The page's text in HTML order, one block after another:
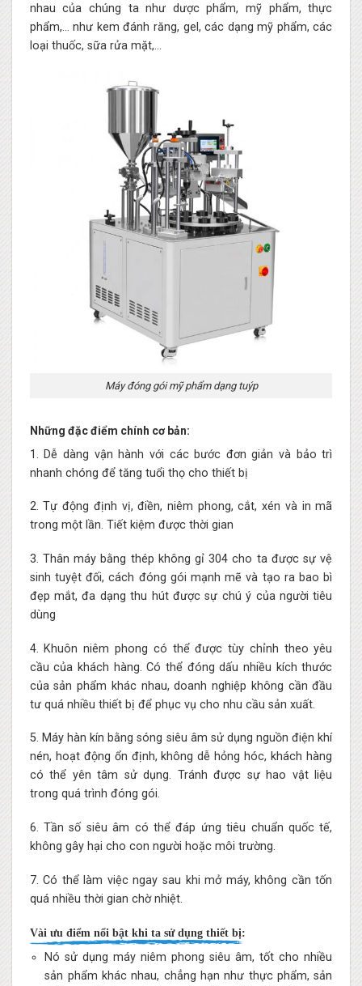
nhau của chúng ta như dược phẩm, mỹ phẩm, thực
phẩm,… như kem đánh răng, gel, các dạng mỹ phẩm, các
loại thuốc, sữa rửa mặt,…
Máy đóng gói mỹ phẩm dạng tuýp
Những đặc điểm chính cơ bản:
1. Dễ dàng vận hành với các bước đơn giản và bảo trì
nhanh chóng để tăng tuổi thọ cho thiết bị
2. Tự động định vị, điền, niêm phong, cắt, xén và in mã
trong một lần. Tiết kiệm được thời gian
3. Thân máy bằng thép không gỉ 304 cho ta được sự vệ
sinh tuyệt đối, cách đóng gói mạnh mẽ và tạo ra bao bì
đẹp mắt, đa dạng thu hút được sự chú ý của người tiêu
dùng
4. Khuôn niêm phong có thể được tùy chỉnh theo yêu
cầu của khách hàng. Có thể đóng dấu nhiều kích thước
của sản phẩm khác nhau, doanh nghiệp không cần đầu
tư quá nhiều thiết bị để phục vụ cho nhu cầu sản xuất.
5. Máy hàn kín bằng sóng siêu âm sử dụng nguồn điện khí
nén, hoạt động ổn định, không dễ hỏng hóc, khách hàng
có thể yên tâm sử dụng. Tránh được sự hao vật liệu
trong quá trình đóng gói.
6. Tần số siêu âm có thể đáp ứng tiêu chuẩn quốc tế,
không gây hại cho con người hoặc môi trường.
7. Có thể làm việc ngay sau khi mở máy, không cần tốn
quá nhiều thời gian chờ nhiệt.
Vài ưu điểm nổi bật khi ta sử dụng thiết bị:
Nó sử dụng máy niêm phong siêu âm, tốt cho nhiều
sản phẩm khác nhau, chẳng hạn như thực phẩm, sản